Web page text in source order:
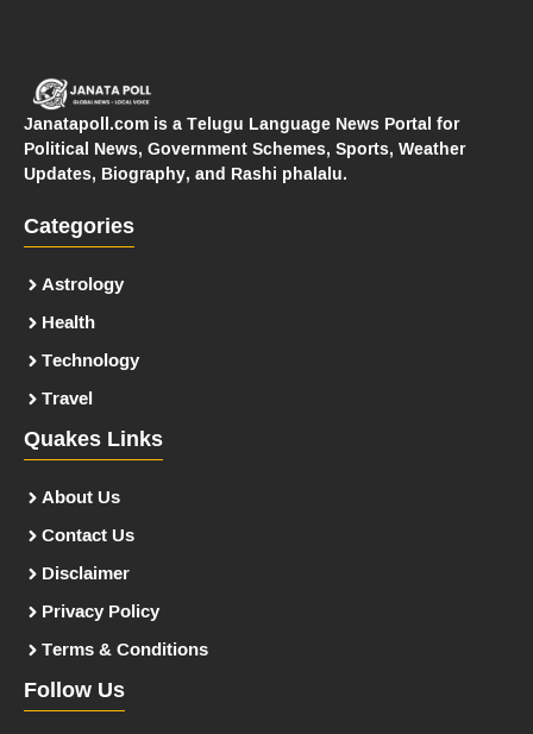
Janatapoll.com is a Telugu Language News Portal for
Political News, Government Schemes, Sports, Weather
Updates, Biography, and Rashi phalalu.
Categories
Astrology
Health
Technology
Travel
Quakes Links
About Us
Contact Us
Disclaimer
Privacy Policy
Terms & Conditions
Follow Us